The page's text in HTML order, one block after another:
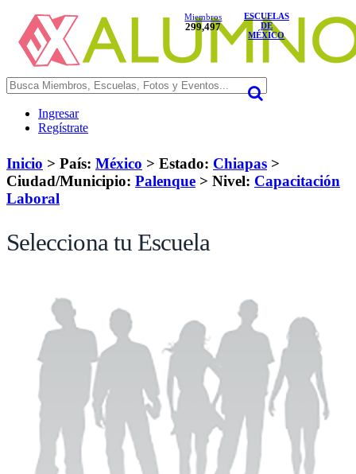
Miembros
299,497
ESCUELAS
DE
MÉXICO
Ingresar
Regístrate
Inicio > País: México > Estado: Chiapas >
Ciudad/Municipio: Palenque > Nivel: Capacitación
Laboral
Selecciona tu Escuela